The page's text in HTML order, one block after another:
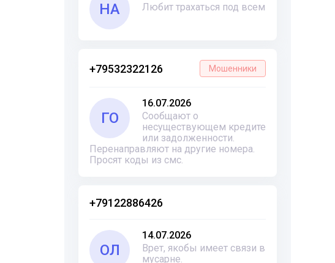
НА
Любит трахаться под всем
+79532322126 Мошенники
ГО
16.07.2026
Сообщают о
несуществующем кредите
или задолженности.
Перенаправляют на другие номера.
Просят коды из смс.
+79122886426
ОЛ
14.07.2026
Врет, якобы имеет связи в
мусарне.